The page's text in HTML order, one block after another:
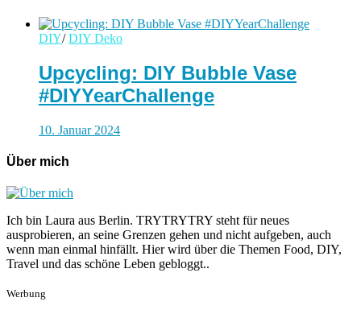
DIY/ DIY Deko
Upcycling: DIY Bubble Vase
#DIYYearChallenge
10. Januar 2024
Über mich
Ich bin Laura aus Berlin. TRYTRYTRY steht für neues
ausprobieren, an seine Grenzen gehen und nicht aufgeben, auch
wenn man einmal hinfällt. Hier wird über die Themen Food, DIY,
Travel und das schöne Leben gebloggt..
Werbung